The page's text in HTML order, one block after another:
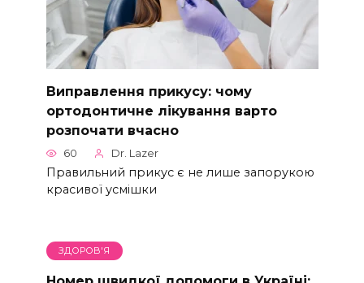
Виправлення прикусу: чому
ортодонтичне лікування варто
розпочати вчасно
60 Dr. Lazer
Правильний прикус є не лише запорукою
красивої усмішки
ЗДОРОВ'Я